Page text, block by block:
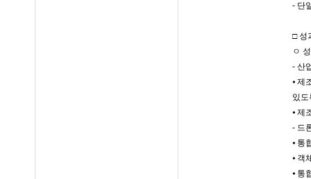
- 단
□ 성
ㅇ
- 산
⦁ 제
있도
⦁ 제
- 드
⦁ 통
⦁ 객
⦁ 통